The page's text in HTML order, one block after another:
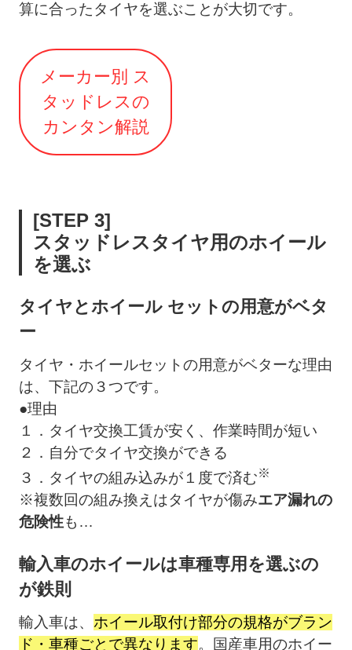
算に合ったタイヤを選ぶことが大切です。
メーカー別 ス
タッドレスの
カンタン解説
[STEP 3]
スタッドレスタイヤ用のホイール
を選ぶ
タイヤとホイール セットの用意がベタ
ー
タイヤ・ホイールセットの用意がベターな理由
は、下記の３つです。
●理由
１．タイヤ交換工賃が安く、作業時間が短い
２．自分でタイヤ交換ができる
３．タイヤの組み込みが１度で済む※
※複数回の組み換えはタイヤが傷みエア漏れの
危険性も…
輸入車のホイールは車種専用を選ぶの
が鉄則
輸入車は、 ホイール取付け部分の規格がブラン
ド・車種ごとで異なります。国産車用のホイー